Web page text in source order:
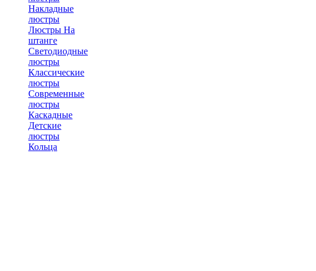
Накладные
люстры
Люстры На
штанге
Светодиодные
люстры
Классические
люстры
Современные
люстры
Каскадные
Детские
люстры
Кольца